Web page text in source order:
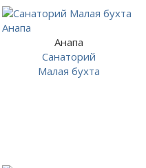
Анапа
Санаторий
Малая бухта